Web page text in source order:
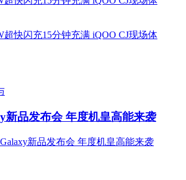
新品发布会 年度机皇高能来袭